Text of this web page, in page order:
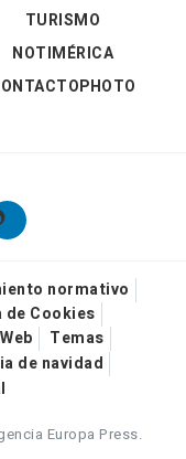
TURISMO
NOTIMÉRICA
normativo
Cookies
Temas
de navidad
Europa Press.